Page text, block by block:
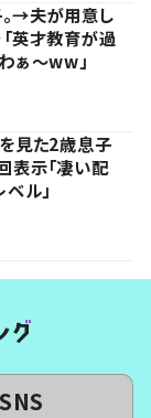
→夫が用意し
英才教育が過
ぁ～ww」
見た2歳息子
示「凄い配
ル」
SNS